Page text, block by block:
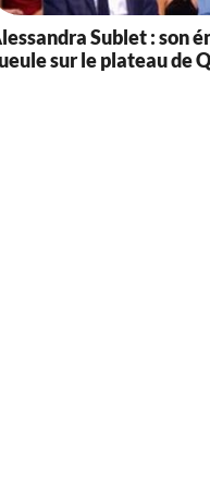
Sublet : son
sur le plateau de